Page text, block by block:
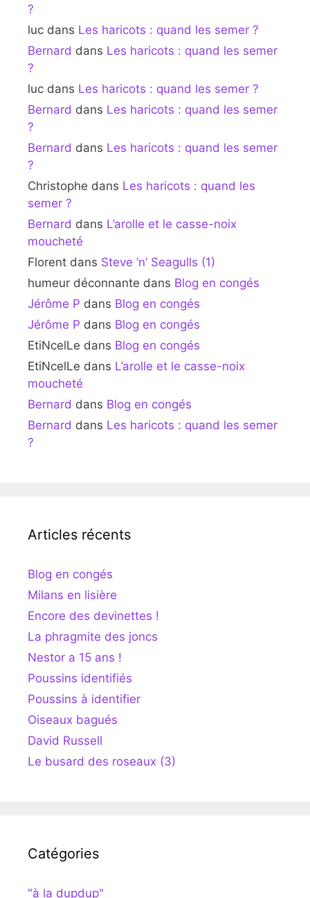
?
luc dans Les haricots : quand les semer ?
Bernard dans Les haricots : quand les semer
?
luc dans Les haricots : quand les semer ?
Bernard dans Les haricots : quand les semer
?
Bernard dans Les haricots : quand les semer
?
Christophe dans Les haricots : quand les
semer ?
Bernard dans L’arolle et le casse-noix
moucheté
Florent dans Steve ‘n’ Seagulls (1)
humeur déconnante dans Blog en congés
Jérôme P dans Blog en congés
Jérôme P dans Blog en congés
EtiNcelLe dans Blog en congés
EtiNcelLe dans L’arolle et le casse-noix
moucheté
Bernard dans Blog en congés
Bernard dans Les haricots : quand les semer
?
Articles récents
Blog en congés
Milans en lisière
Encore des devinettes !
La phragmite des joncs
Nestor a 15 ans !
Poussins identifiés
Poussins à identifier
Oiseaux bagués
David Russell
Le busard des roseaux (3)
Catégories
"à la dupdup"